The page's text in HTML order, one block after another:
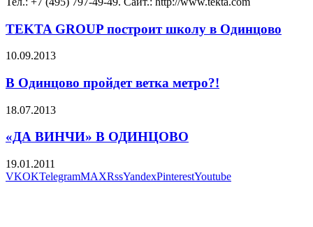
TEKTA GROUP построит школу в Одинцово
10.09.2013
В Одинцово пройдет ветка метро?!
18.07.2013
«ДА ВИНЧИ» В ОДИНЦОВО
19.01.2011
VKOKTelegramMAXRssYandexPinterestYoutube